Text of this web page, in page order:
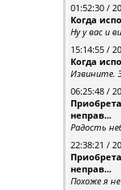
01:52:30 /
Когда
Ну у вас и
15:14:55 /
Когда
Извините.
06:25:48 /
неправ...
Радость
22:38:21 /
неправ...
Похоже я